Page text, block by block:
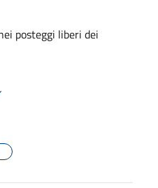
posteggi liberi dei